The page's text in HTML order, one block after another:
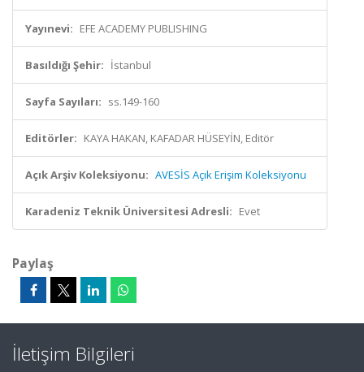
Yayınevi: EFE ACADEMY PUBLISHING
Basıldığı Şehir: İstanbul
Sayfa Sayıları: ss.149-160
Editörler: KAYA HAKAN, KAFADAR HÜSEYİN, Editör
Açık Arşiv Koleksiyonu: AVESİS Açık Erişim Koleksiyonu
Karadeniz Teknik Üniversitesi Adresli: Evet
Paylaş
İletişim Bilgileri